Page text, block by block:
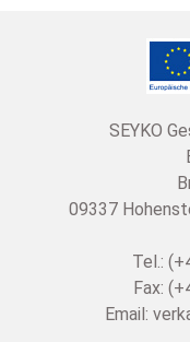
SEYKO
09337
Tel.:
Fax:
Email: